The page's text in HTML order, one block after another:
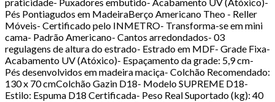
Pés Pontiagudos em MadeiraBerço Americano Theo - Reller
Móveis- Certificado pelo INMETRO- Transforma-se em mini
cama- Padrão Americano- Cantos arredondados- 03
regulagens de altura do estrado- Estrado em MDF- Grade Fixa-
Acabamento UV (Atóxico)- Espaçamento da grade: 5,9 cm-
Pés desenvolvidos em madeira maciça- Colchão Recomendado:
130 x 70 cmColchão Gazin D18- Modelo SUPREME D18-
Estilo: Espuma D18 Certificada- Peso Real Suportado (kg): 40